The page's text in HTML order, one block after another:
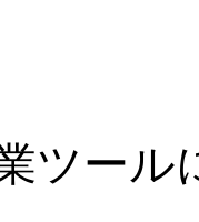
ツール